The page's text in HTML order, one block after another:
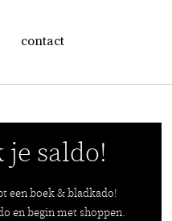
contact
je saldo!
een boek & bladkado!
en begin met shoppen.